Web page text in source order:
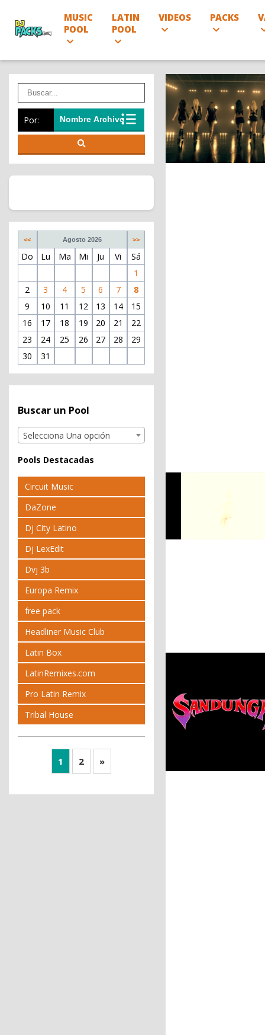
MUSIC
POOL
LATIN
POOL
VIDEOS PACKS
Por:
<< Agosto 2026 >>
Do Lu Ma Mi Ju Vi
Sá
1
2
3 4 5 6 7
8
9
10 11 12 13 14
15
16
17 18 19 20 21
22
23
24 25 26 27 28
29
30
31
Buscar un Pool
Selecciona Una opción
Pools Destacadas
Circuit Music
DaZone
Dj City Latino
Dj LexEdit
Dvj 3b
Europa Remix
free pack
Headliner Music Club
Latin Box
LatinRemixes.com
Pro Latin Remix
Tribal House
1 2 »